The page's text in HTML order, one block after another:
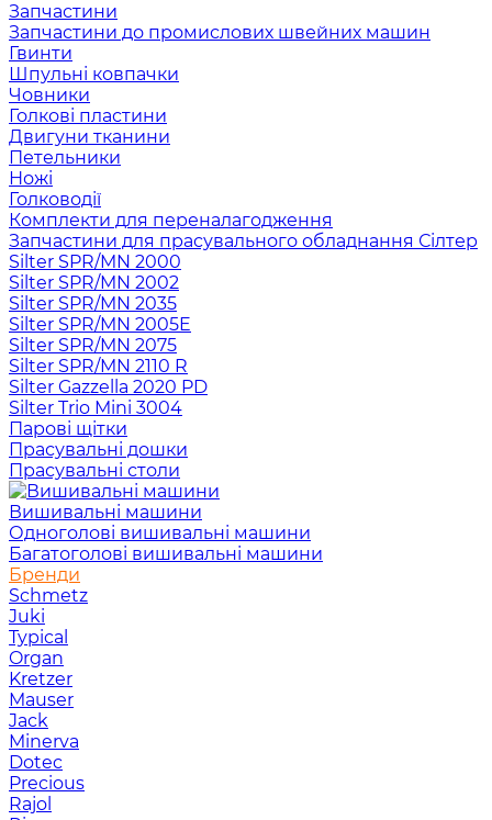
Запчастини
Запчастини до промислових швейних машин
Гвинти
Шпульні ковпачки
Човники
Голкові пластини
Двигуни тканини
Петельники
Ножі
Голководії
Комплекти для переналагодження
Запчастини для прасувального обладнання Сілтер
Silter SPR/MN 2000
Silter SPR/MN 2002
Silter SPR/MN 2035
Silter SPR/MN 2005E
Silter SPR/MN 2075
Silter SPR/MN 2110 R
Silter Gazzella 2020 PD
Silter Trio Mini 3004
Парові щітки
Прасувальні дошки
Прасувальні столи
Вишивальні машини
Одноголові вишивальні машини
Багатоголові вишивальні машини
Бренди
Schmetz
Juki
Typical
Organ
Kretzer
Mauser
Jack
Minerva
Dotec
Precious
Rajol